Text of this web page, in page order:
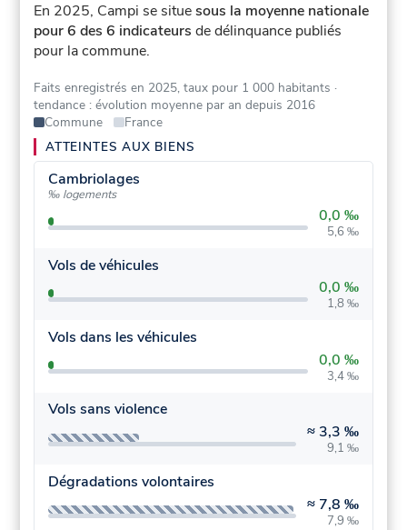
En 2025, Campi se situesous la moyenne nationale
pour 6 des 6 indicateurs de délinquance publiés
pour la commune.
Faits enregistrés en 2025, taux pour 1 000 habitants ·
tendance : évolution moyenne par an depuis 2016
Commune
France
ATTEINTES AUX BIENS
Cambriolages
‰ logements
0,0 ‰
5,6 ‰
Vols de véhicules
0,0 ‰
1,8 ‰
Vols dans les véhicules
0,0 ‰
3,4 ‰
Vols sans violence
≈ 3,3 ‰
9,1 ‰
Dégradations volontaires
≈ 7,8 ‰
7,9 ‰